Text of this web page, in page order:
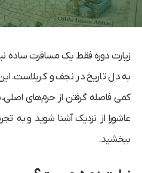
زیارت دوره فقط یک مسافرت ساده
به دل تاریخ در نجف و کربلاست.
کمی فاصله گرفتن از حرم‌های اصلی،
عاشورا از نزدیک آشنا شوید و به
ببخشید.